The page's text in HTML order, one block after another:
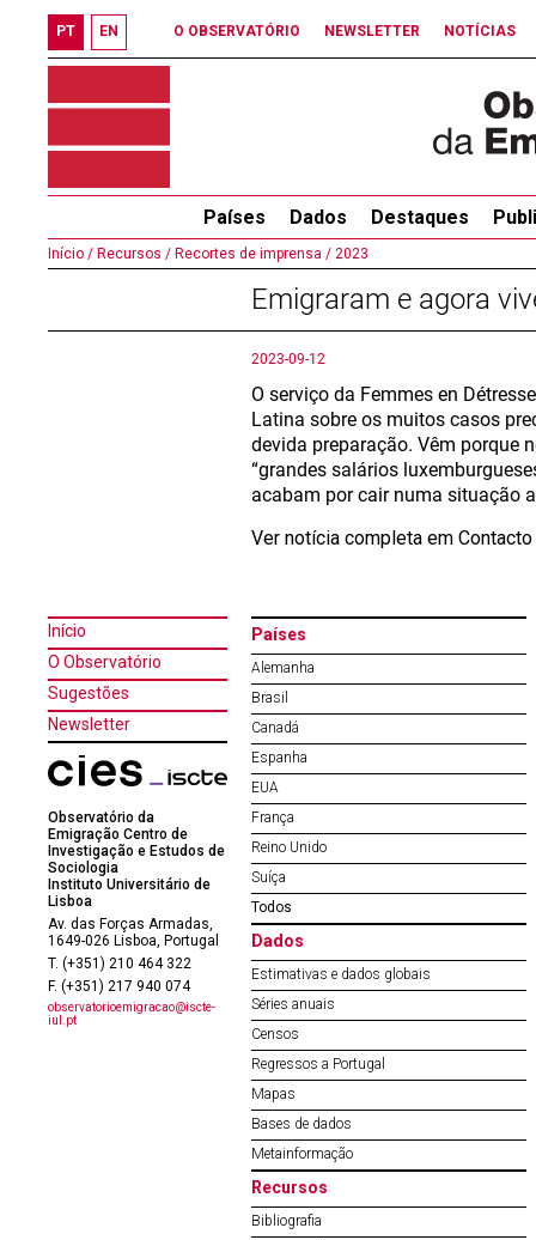
PT EN O OBSERVATÓRIO NEWSLETTER NOTÍCIAS
Países Dados Destaques
Início / Recursos / Recortes de imprensa / 2023
Emigraram e agora
2023-09-12
O serviço da Femmes en
Latina sobre os muitos casos
devida preparação. Vêm porque
“grandes salários
acabam por cair numa situação
Ver notícia completa em Contacto
Início
O Observatório
Sugestões
Newsletter
Observatório da
Emigração Centro de
Investigação e Estudos de
Sociologia
Instituto Universitário de
Lisboa
Av. das Forças Armadas,
1649-026 Lisboa, Portugal
T. (+351) 210 464 322
F. (+351) 217 940 074
observatorioemigracao@iscte-
iul.pt
Países
Alemanha
Brasil
Canadá
Espanha
EUA
França
Reino Unido
Suíça
Todos
Dados
Estimativas e dados globais
Séries anuais
Censos
Regressos a Portugal
Mapas
Bases de dados
Metainformação
Recursos
Bibliografia